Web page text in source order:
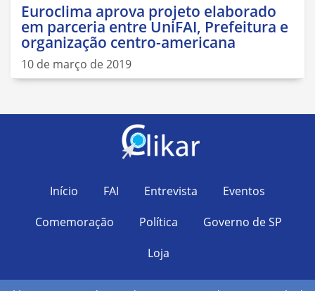
Euroclima aprova projeto elaborado
em parceria entre UniFAI, Prefeitura e
organização centro-americana
10 de março de 2019
Início FAI Entrevista
Eventos
Comemoração
Política
Governo de SP
Loja